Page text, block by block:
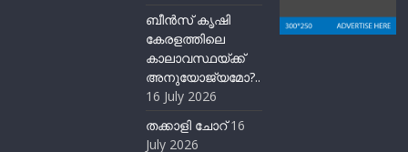
ബീന്‍സ് കൃഷി
കേരളത്തിലെ
കാലാവസ്ഥയ്ക്ക്
അനുയോജ്യമോ?..
16 July 2026
തക്കാളി ചോറ് 16
July 2026